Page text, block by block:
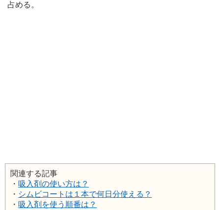
占める。
関連する記事
・ 吸入剤の使い方は？
・ シムビコートは１本で何日分使える？
・ 吸入剤を使う順番は？